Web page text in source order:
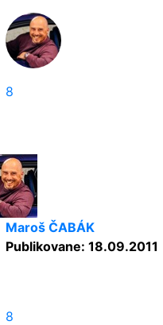
8
Maroš ČABÁK
Publikovane: 18.09.2011
8